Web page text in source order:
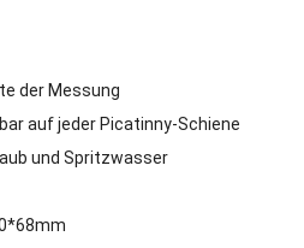
der Messung
auf jeder Picatinny-Schiene
und Spritzwasser